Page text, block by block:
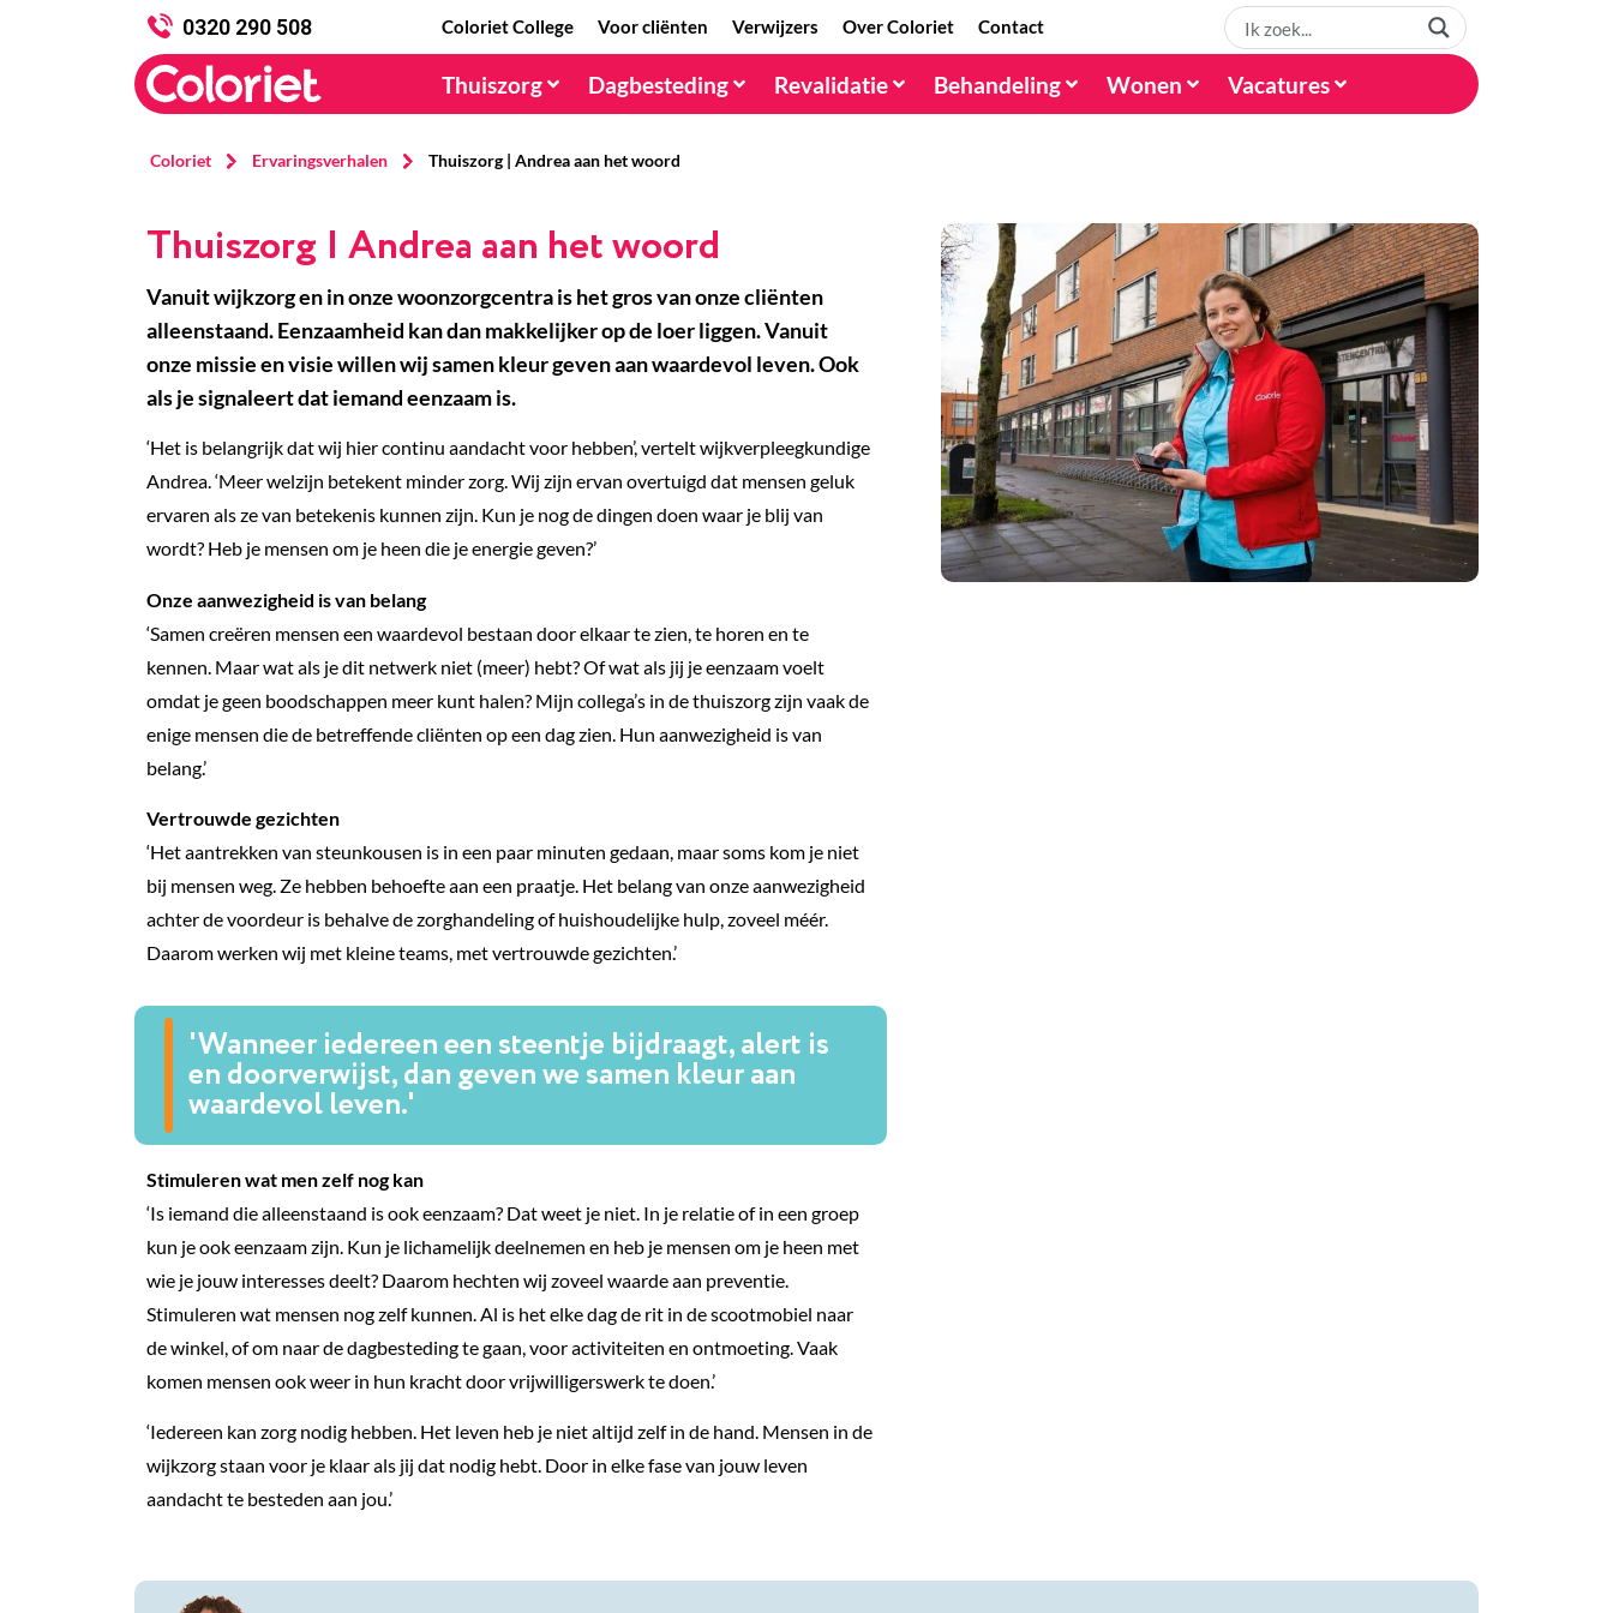
0320 290 508 Coloriet College Voor cliënten Verwijzers Over Coloriet Contact
Thuiszorg Dagbesteding Revalidatie Behandeling Wonen Vacatures
Coloriet Ervaringsverhalen Thuiszorg | Andrea aan het woord
Thuiszorg | Andrea aan het woord
Vanuit wijkzorg en in onze woonzorgcentra is het gros van onze cliënten
alleenstaand. Eenzaamheid kan dan makkelijker op de loer liggen. Vanuit
onze missie en visie willen wij samen kleur geven aan waardevol leven. Ook
als je signaleert dat iemand eenzaam is.
‘Het is belangrijk dat wij hier continu aandacht voor hebben’, vertelt wijkverpleegkundige
Andrea. ‘Meer welzijn betekent minder zorg. Wij zijn ervan overtuigd dat mensen geluk
ervaren als ze van betekenis kunnen zijn. Kun je nog de dingen doen waar je blij van
wordt? Heb je mensen om je heen die je energie geven?’
Onze aanwezigheid is van belang
‘Samen creëren mensen een waardevol bestaan door elkaar te zien, te horen en te
kennen. Maar wat als je dit netwerk niet (meer) hebt? Of wat als jij je eenzaam voelt
omdat je geen boodschappen meer kunt halen? Mijn collega’s in de thuiszorg zijn vaak de
enige mensen die de betreffende cliënten op een dag zien. Hun aanwezigheid is van
belang.’
Vertrouwde gezichten
‘Het aantrekken van steunkousen is in een paar minuten gedaan, maar soms kom je niet
bij mensen weg. Ze hebben behoefte aan een praatje. Het belang van onze aanwezigheid
achter de voordeur is behalve de zorghandeling of huishoudelijke hulp, zoveel méér.
Daarom werken wij met kleine teams, met vertrouwde gezichten.’
'Wanneer iedereen een steentje bijdraagt, alert is
en doorverwijst, dan geven we samen kleur aan
waardevol leven.'
Stimuleren wat men zelf nog kan
‘Is iemand die alleenstaand is ook eenzaam? Dat weet je niet. In je relatie of in een groep
kun je ook eenzaam zijn. Kun je lichamelijk deelnemen en heb je mensen om je heen met
wie je jouw interesses deelt? Daarom hechten wij zoveel waarde aan preventie.
Stimuleren wat mensen nog zelf kunnen. Al is het elke dag de rit in de scootmobiel naar
de winkel, of om naar de dagbesteding te gaan, voor activiteiten en ontmoeting. Vaak
komen mensen ook weer in hun kracht door vrijwilligerswerk te doen.’
‘Iedereen kan zorg nodig hebben. Het leven heb je niet altijd zelf in de hand. Mensen in de
wijkzorg staan voor je klaar als jij dat nodig hebt. Door in elke fase van jouw leven
aandacht te besteden aan jou.’